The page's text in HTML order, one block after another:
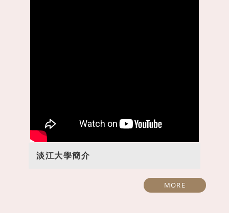
淡江大學簡介
MORE